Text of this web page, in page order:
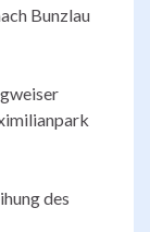
Bunzlau
des